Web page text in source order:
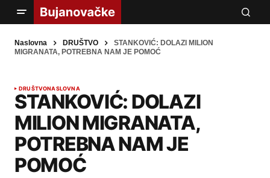
Naslovna DRUŠTVO
STANKOVIĆ: DOLAZI MILION
MIGRANATA, POTREBNA NAM JE POMOĆ
DRUŠTVONASLOVNA
STANKOVIĆ: DOLAZI
MILION MIGRANATA,
POTREBNA NAM JE
POMOĆ